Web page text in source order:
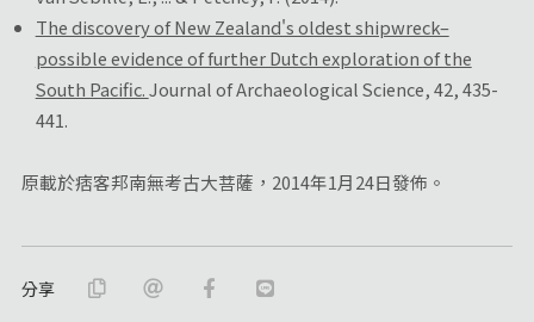
The discovery of New Zealand's oldest shipwreck–
possible evidence of further Dutch exploration of the
South Pacific.Journal of Archaeological Science, 42, 435-
441.
原載於痞客邦南無考古大菩薩，2014年1月24日發佈。
分享